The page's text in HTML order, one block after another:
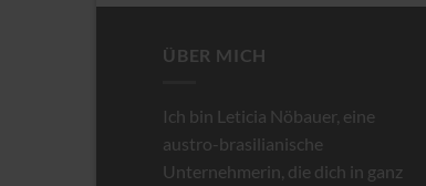
ÜBER MICH
Ich bin Leticia Nöbauer, eine
austro-brasilianische
Unternehmerin, die dich in ganz